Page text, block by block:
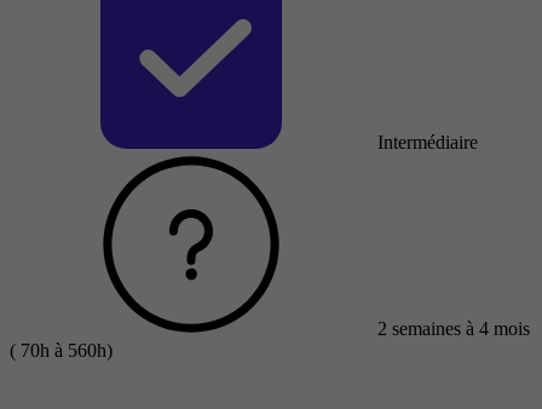
Intermédiaire
2 semaines à 4 mois
( 70h à 560h)